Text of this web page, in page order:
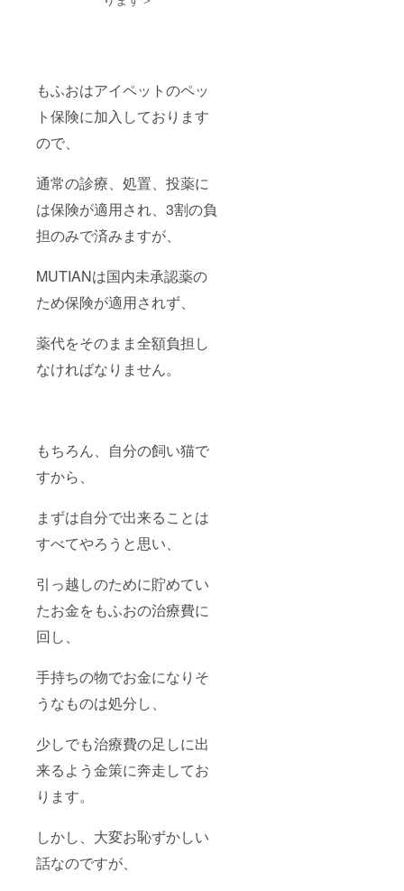
もふおはアイペットのペッ
ト保険に加入しております
ので、
通常の診療、処置、投薬に
は保険が適用され、3割の負
担のみで済みますが、
MUTIANは国内未承認薬の
ため保険が適用されず、
薬代をそのまま全額負担し
なければなりません。
もちろん、自分の飼い猫で
すから、
まずは自分で出来ることは
すべてやろうと思い、
引っ越しのために貯めてい
たお金をもふおの治療費に
回し、
手持ちの物でお金になりそ
うなものは処分し、
少しでも治療費の足しに出
来るよう金策に奔走してお
ります。
しかし、大変お恥ずかしい
話なのですが、